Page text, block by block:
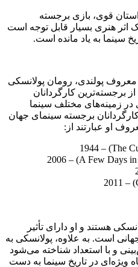
قوی، بازی برجسته
اثر هنری بسیار قابل توجه است
سینما به یاد مانده است.
پولندی، رومان پولانسکی
برجسته‌ترین کارگردانان
زمینه‌های مختلف سینما
برجسته سینمای جهان
او عبارتند از:
هستند و او دارای تأثیر
است. به علاوه، پولانسکی به
و با استعداد شناخته می‌شود
ویژه‌ای در تاریخ سینما به دست